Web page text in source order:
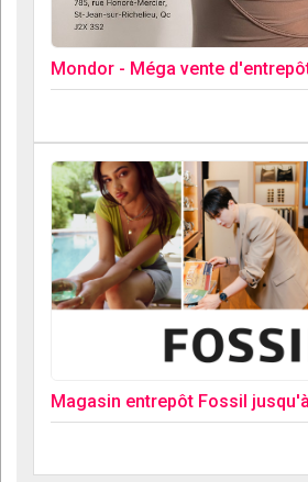
Mondor - Méga vente
Magasin entrepôt Fossil